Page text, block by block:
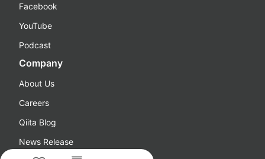
Facebook
YouTube
Podcast
Company
About Us
Careers
Qiita Blog
News Release